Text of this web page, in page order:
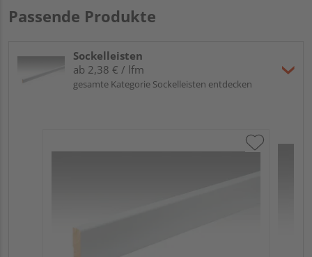
Passende Produkte
Sockelleisten
ab 2,38 € / lfm
gesamte Kategorie Sockelleisten entdecken